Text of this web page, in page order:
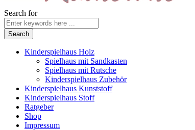
Search for
Kinderspielhaus Holz
Spielhaus mit Sandkasten
Spielhaus mit Rutsche
Kinderspielhaus Zubehör
Kinderspielhaus Kunststoff
Kinderspielhaus Stoff
Ratgeber
Shop
Impressum